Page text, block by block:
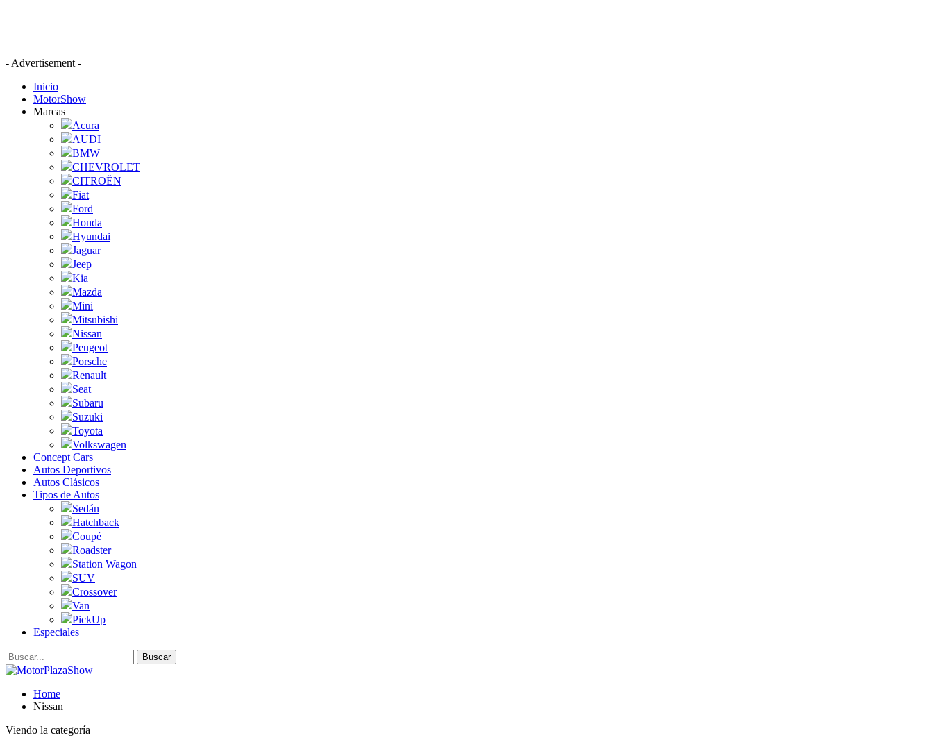
- Advertisement -
Inicio
MotorShow
Marcas
Acura
AUDI
BMW
CHEVROLET
CITROËN
Fiat
Ford
Honda
Hyundai
Jaguar
Jeep
Kia
Mazda
Mini
Mitsubishi
Nissan
Peugeot
Porsche
Renault
Seat
Subaru
Suzuki
Toyota
Volkswagen
Concept Cars
Autos Deportivos
Autos Clásicos
Tipos de Autos
Sedán
Hatchback
Coupé
Roadster
Station Wagon
SUV
Crossover
Van
PickUp
Especiales
Home
Nissan
Viendo la categoría